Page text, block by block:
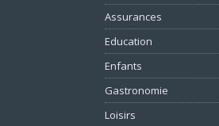
Assurances
Education
Enfants
Gastronomie
Loisirs